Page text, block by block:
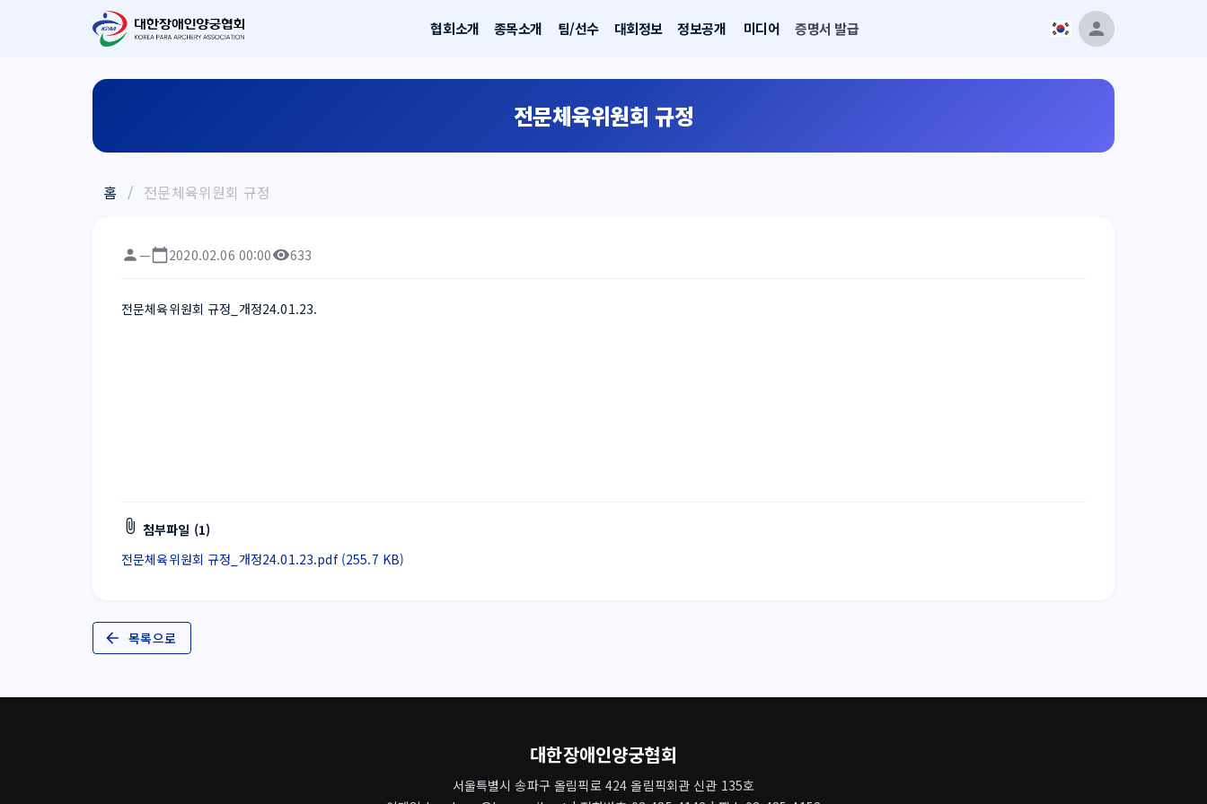
협회소개 종목소개 팀/선수 대회정보 정보공개 미디어 증명서 발급
전문체육위원회 규정
홈 / 전문체육위원회 규정
— 2020.02.06 00:00 633
전문체육위원회 규정_개정24.01.23.
첨부파일 (1)
전문체육위원회 규정_개정24.01.23.pdf (255.7 KB)
목록으로
대한장애인양궁협회
서울특별시 송파구 올림픽로 424 올림픽회관 신관 135호